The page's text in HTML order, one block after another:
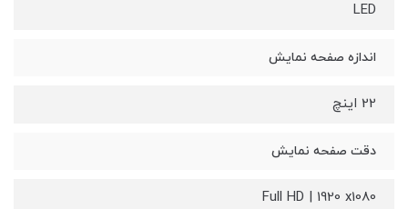
LED
اندازه صفحه نمایش
22 اینچ
دقت صفحه نمایش
Full HD | 1920 x1080